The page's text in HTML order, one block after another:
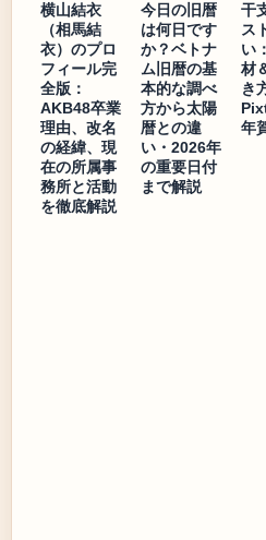
横山結衣
（相馬結
衣）のプロ
フィール完
全版：
AKB48卒業
理由、改名
の経緯、現
在の所属事
務所と活動
を徹底解説
今日の旧暦
は何日です
か？ベトナ
ム旧暦の基
本的な調べ
方から太陽
暦との違
い・2026年
の重要日付
まで解説
干
ス
い
材
き
年